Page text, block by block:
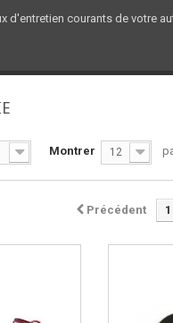
d'entretien courants de votre
Montrer 12
Précédent 1